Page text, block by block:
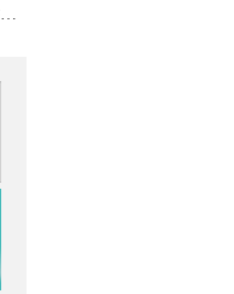
庆祝中国共产党成立105周年大会在京隆重举行 习近平发表重要讲话